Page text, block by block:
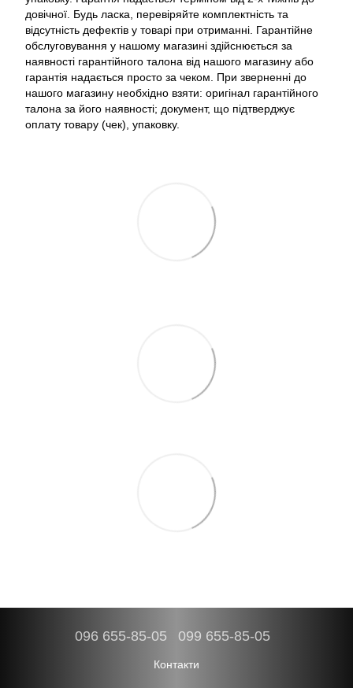
довічної. Будь ласка, перевіряйте комплектність та
відсутність дефектів у товарі при отриманні. Гарантійне
обслуговування у нашому магазині здійснюється за
наявності гарантійного талона від нашого магазину або
гарантія надається просто за чеком. При зверненні до
нашого магазину необхідно взяти: оригінал гарантійного
талона за його наявності; документ, що підтверджує
оплату товару (чек), упаковку.
096 655-85-05 099 655-85-05
Контакти